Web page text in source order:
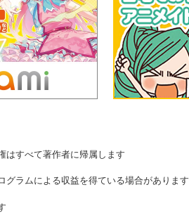
はすべて著作者に帰属します
グラムによる収益を得ている場合があります